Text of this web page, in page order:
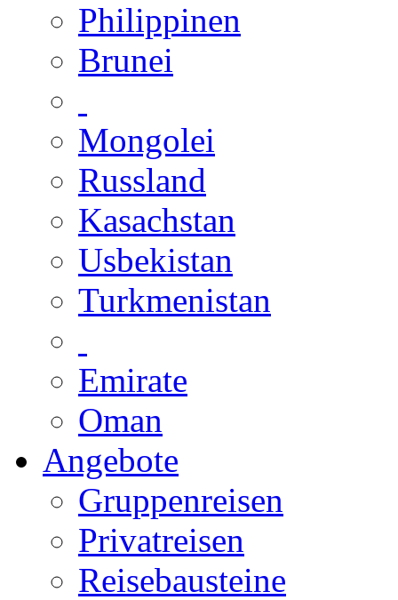
Philippinen
Brunei
Mongolei
Russland
Kasachstan
Usbekistan
Turkmenistan
Emirate
Oman
Angebote
Gruppenreisen
Privatreisen
Reisebausteine